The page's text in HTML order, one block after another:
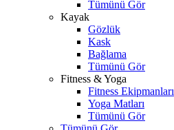
Tümünü Gör
Kayak
Gözlük
Kask
Bağlama
Tümünü Gör
Fitness & Yoga
Fitness Ekipmanları
Yoga Matları
Tümünü Gör